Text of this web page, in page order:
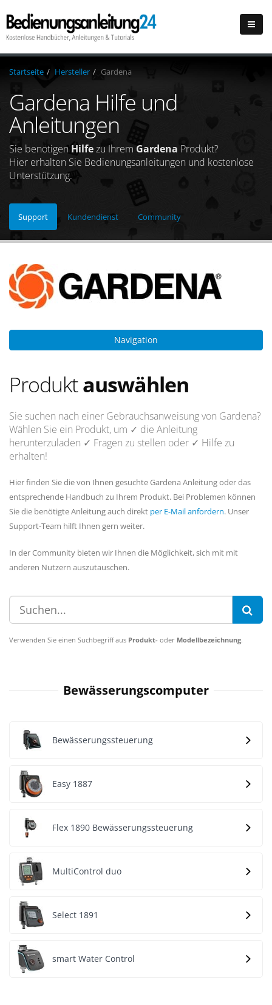
Startseite Hersteller Gardena
Gardena Hilfe und
Anleitungen
Sie benötigen Hilfezu Ihrem Gardena Produkt?
Hier erhalten Sie Bedienungsanleitungen und kostenlose
Unterstützung.
Support Kundendienst Community
Navigation
Produktauswählen
Sie suchen nach einer Gebrauchsanweisung von Gardena?
Wählen Sie ein Produkt, um ✓ die Anleitung
herunterzuladen ✓ Fragen zu stellen oder ✓ Hilfe zu
erhalten!
Hier finden Sie die von Ihnen gesuchte Gardena Anleitung oder das
entsprechende Handbuch zu Ihrem Produkt. Bei Problemen können
Sie die benötigte Anleitung auch direkt per E-Mail anfordern. Unser
Support-Team hilft Ihnen gern weiter.
In der Community bieten wir Ihnen die Möglichkeit, sich mit mit
anderen Nutzern auszutauschen.
Verwenden Sie einen Suchbegriff aus Produkt- oder Modellbezeichnung.
Bewässerungscomputer
Bewässerungssteuerung
Easy 1887
Flex 1890 Bewässerungssteuerung
MultiControl duo
Select 1891
smart Water Control